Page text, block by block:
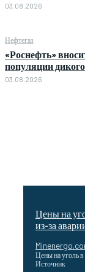
03.08.2026
Нефтегаз
«Роснефть»
популяции
03.08.2026
Цены на
из-за
Цены на уголь в
Источник